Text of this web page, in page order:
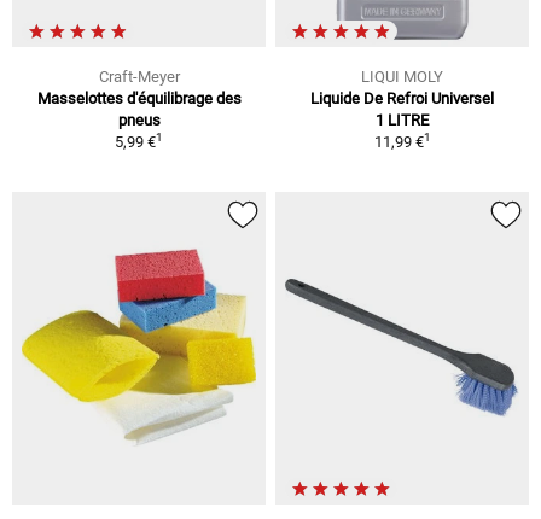
Craft-Meyer
Masselottes d'équilibrage des
pneus
5,99 €1
LIQUI MOLY
Liquide De Refroi Universel
1 LITRE
11,99 €1